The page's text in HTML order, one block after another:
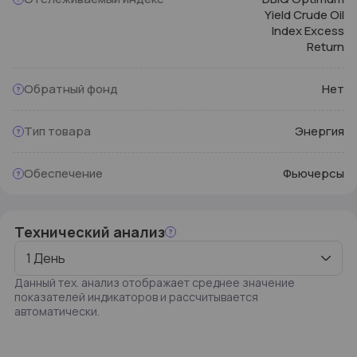
на 30 дней
Подключить на 30 дней
Yield Crude Oil
Index Excess
Return
Обратный фонд Нет
Тип товара Энергия
Обеспечение Фьючерсы
Технический анализ
1 День
Данный тех. анализ отображает среднее значение
показателей индикаторов и рассчитывается
автоматически.